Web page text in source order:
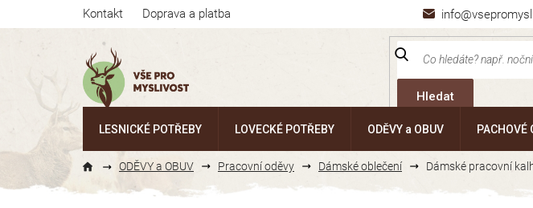
Kontakt Doprava a platba
Hledat
LESNICKÉ POTŘEBY LOVECKÉ POTŘEBY ODĚVY a OBUV PACHOVÉ
ODĚVY a OBUV Pracovní oděvy Dámské oblečení Dámské pracovní